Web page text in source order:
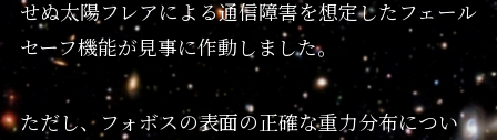
せぬ太陽フレアによる通信障害を想定したフェール
セーフ機能が見事に作動しました。
ただし、フォボスの表面の正確な重力分布につい